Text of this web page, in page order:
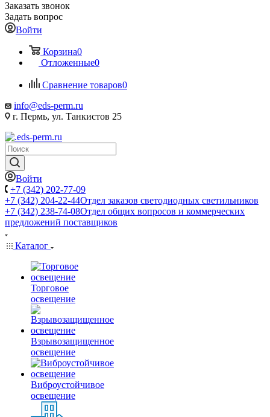
Заказать звонок
Задать вопрос
Войти
Корзина0
Отложенные0
Сравнение товаров0
info@eds-perm.ru
г. Пермь, ул. Танкистов 25
Войти
+7 (342) 202-77-09
+7 (342) 204-22-44Отдел заказов светодиодных светильников
+7 (342) 238-74-08Отдел общих вопросов и коммерческих
предложений поставщиков
Каталог
Торговое
освещение
Взрывозащищенное
освещение
Виброустойчивое
освещение